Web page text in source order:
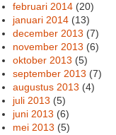
februari 2014 (20)
januari 2014 (13)
december 2013 (7)
november 2013 (6)
oktober 2013 (5)
september 2013 (7)
augustus 2013 (4)
juli 2013 (5)
juni 2013 (6)
mei 2013 (5)